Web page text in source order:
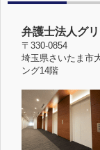
弁護士法人グ
〒330-0854
埼玉県さいたま市
ング14階